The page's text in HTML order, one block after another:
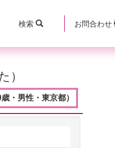
検索 お問合わせ
男性・東京都）